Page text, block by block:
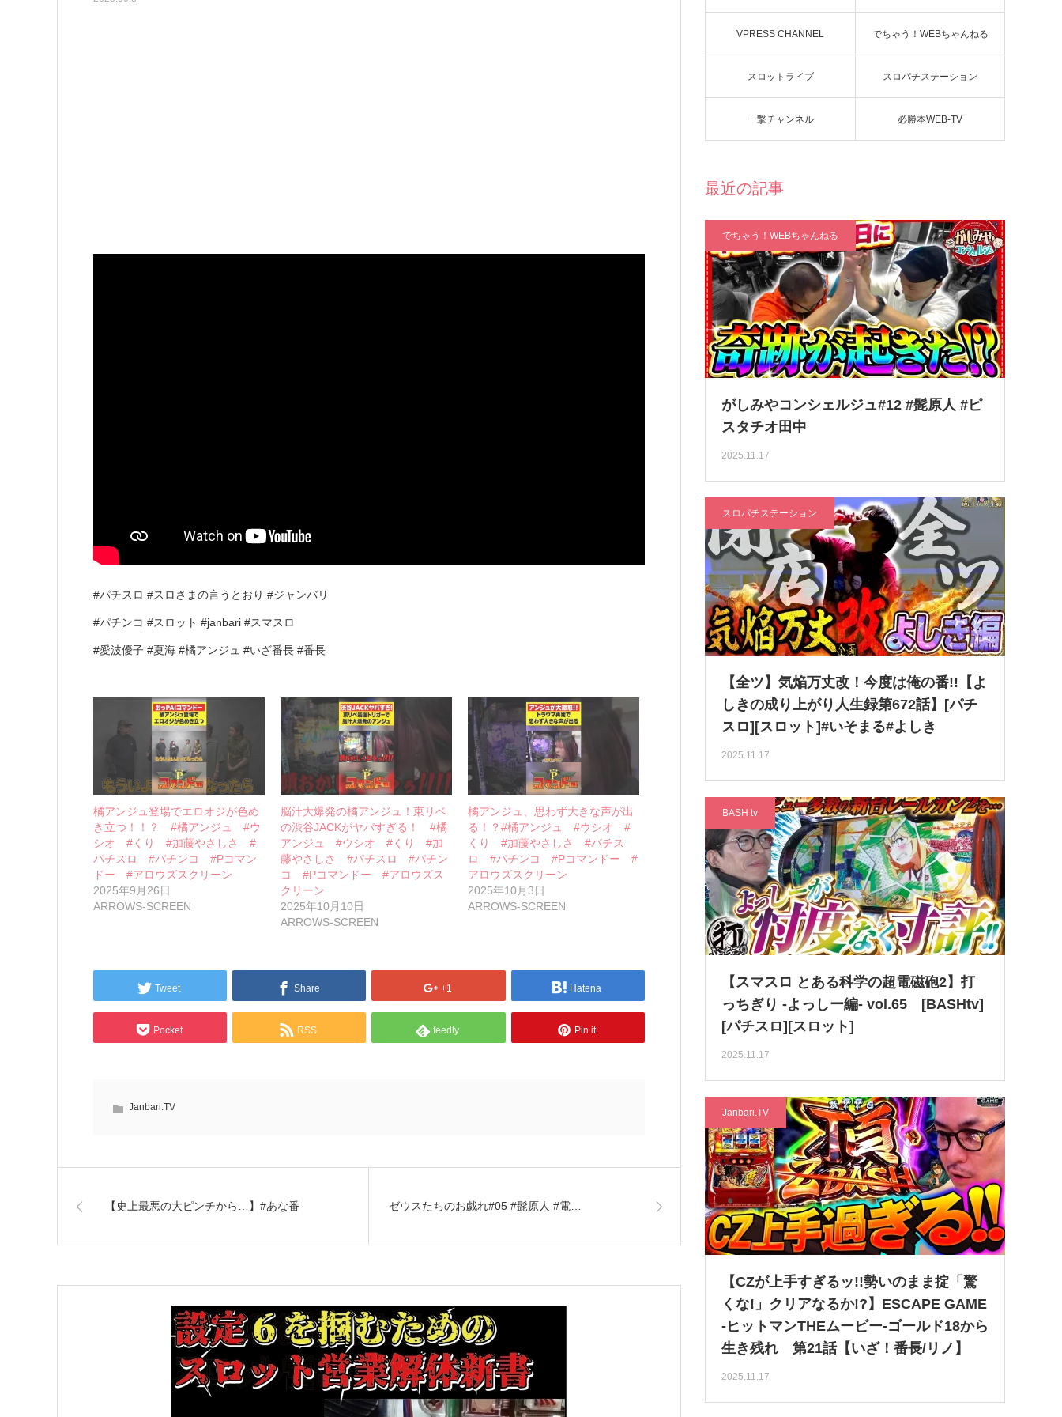
#パチスロ #スロさまの言うとおり #ジャンバリ
#パチンコ #スロット #janbari #スマスロ
#愛波優子 #夏海 #橘アンジュ #いざ番長 #番長
橘アンジュ登場でエロオジが色め
き立つ！！？ #橘アンジュ #ウ
シオ #くり #加藤やさしさ #
パチスロ #パチンコ #Pコマン
ドー #アロウズスクリーン
2025年9月26日
ARROWS-SCREEN
脳汁大爆発の橘アンジュ！東リベ
の渋谷JACKがヤバすぎる！ #橘
アンジュ #ウシオ #くり #加
藤やさしさ #パチスロ #パチン
コ #Pコマンドー #アロウズス
クリーン
2025年10月10日
ARROWS-SCREEN
橘アンジュ、思わず大きな声が出
る！？#橘アンジュ #ウシオ #
くり #加藤やさしさ #パチス
ロ #パチンコ #Pコマンドー #
アロウズスクリーン
2025年10月3日
ARROWS-SCREEN
Tweet Share +1 Hatena
Pocket RSS feedly Pin it
Janbari.TV
【史上最悪の大ピンチから…】#あな番 ゼウスたちのお戯れ#05 #髭原人 #電…
VPRESS CHANNEL でちゃう！WEBちゃんねる
スロットライブ スロパチステーション
一撃チャンネル 必勝本WEB-TV
最近の記事
でちゃう！WEBちゃんねる
がしみやコンシェルジュ#12 #髭原人 #ピ
スタチオ田中
2025.11.17
スロパチステーション
【全ツ】気焔万丈改！今度は俺の番!!【よ
しきの成り上がり人生録第672話】[パチ
スロ][スロット]#いそまる#よしき
2025.11.17
BASH tv
【スマスロ とある科学の超電磁砲2】打
っちぎり -よっしー編- vol.65 [BASHtv]
[パチスロ][スロット]
2025.11.17
Janbari.TV
【CZが上手すぎるッ!!勢いのまま掟「驚
くな!」クリアなるか!?】ESCAPE GAME
-ヒットマンTHEムービー-ゴールド18から
生き残れ 第21話【いざ！番長/リノ】
2025.11.17